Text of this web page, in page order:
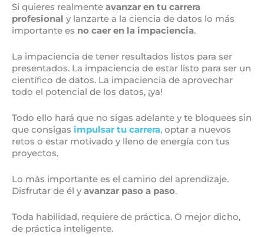
Si quieres realmente avanzar en tu carrera
profesional y lanzarte a la ciencia de datos lo más
importante es no caer en la impaciencia.
La impaciencia de tener resultados listos para ser
presentados. La impaciencia de estar listo para ser un
científico de datos. La impaciencia de aprovechar
todo el potencial de los datos, ¡ya!
Todo ello hará que no sigas adelante y te bloquees sin
que consigas impulsar tu carrera, optar a nuevos
retos o estar motivado y lleno de energía con tus
proyectos.
Lo más importante es el camino del aprendizaje.
Disfrutar de él y avanzar paso a paso.
Toda habilidad, requiere de práctica. O mejor dicho,
de práctica inteligente.